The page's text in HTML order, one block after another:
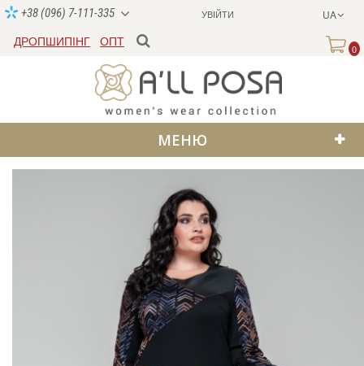
УВІЙТИ UA
+38 (096) 7-111-335
ДРОПШИПІНГ ОПТ
0
МЕНЮ